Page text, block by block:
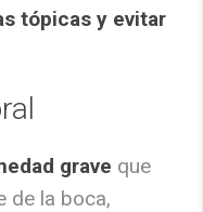
tópicas y evitar
grave que
de la boca,